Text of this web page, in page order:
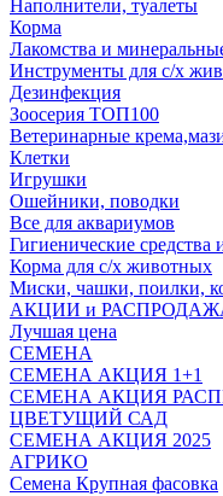
Наполнители, туалеты
Корма
Лакомства и
Инструменты для с/х
Дезинфекция
Зоосерия ТОП100
Ветеринарные
Клетки
Игрушки
Ошейники, поводки
Все для аквариумов
Гигиенические средства
Корма для с/х животных
Миски, чашки, поилки,
АКЦИИ и
Лучшая цена
СЕМЕНА
СЕМЕНА АКЦИЯ 1+1
СЕМЕНА АКЦИЯ
ЦВЕТУЩИЙ САД
СЕМЕНА АКЦИЯ 2025
АГРИКО
Семена Крупная фасовка